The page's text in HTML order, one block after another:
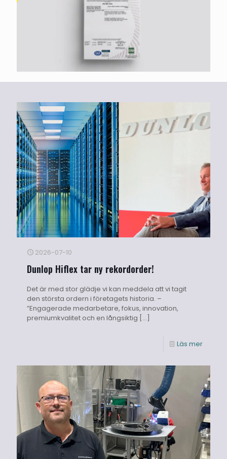
2026-07-10
Dunlop Hiflex tar ny rekordorder!
Det är med stor glädje vi kan meddela att vi tagit
den största ordern i företagets historia. –
”Engagerade medarbetare, fokus, innovation,
premiumkvalitet och en långsiktig […]
Läs mer